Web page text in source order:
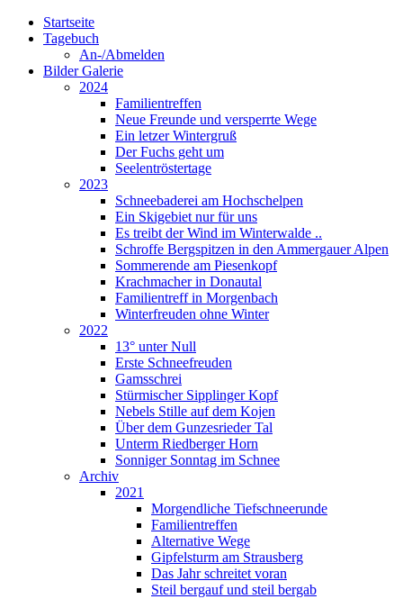
Startseite
Tagebuch
An-/Abmelden
Bilder Galerie
2024
Familientreffen
Neue Freunde und versperrte Wege
Ein letzer Wintergruß
Der Fuchs geht um
Seelentröstertage
2023
Schneebaderei am Hochschelpen
Ein Skigebiet nur für uns
Es treibt der Wind im Winterwalde ..
Schroffe Bergspitzen in den Ammergauer Alpen
Sommerende am Piesenkopf
Krachmacher in Donautal
Familientreff in Morgenbach
Winterfreuden ohne Winter
2022
13° unter Null
Erste Schneefreuden
Gamsschrei
Stürmischer Sipplinger Kopf
Nebels Stille auf dem Kojen
Über dem Gunzesrieder Tal
Unterm Riedberger Horn
Sonniger Sonntag im Schnee
Archiv
2021
Morgendliche Tiefschneerunde
Familientreffen
Alternative Wege
Gipfelsturm am Strausberg
Das Jahr schreitet voran
Steil bergauf und steil bergab